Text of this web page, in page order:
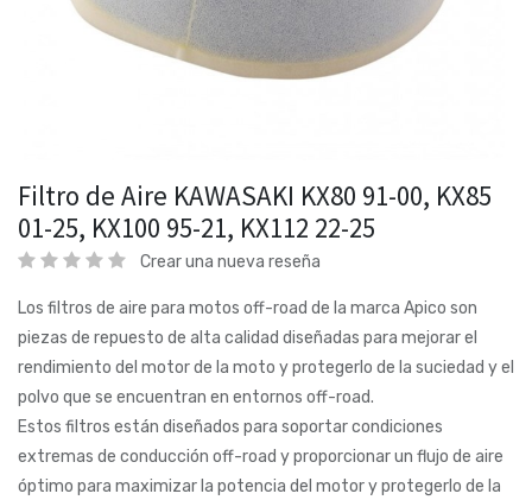
Filtro de Aire KAWASAKI KX80 91-00, KX85
01-25, KX100 95-21, KX112 22-25
Crear una nueva reseña
Los filtros de aire para motos off-road de la marca Apico son
piezas de repuesto de alta calidad diseñadas para mejorar el
rendimiento del motor de la moto y protegerlo de la suciedad y el
polvo que se encuentran en entornos off-road.
Estos filtros están diseñados para soportar condiciones
extremas de conducción off-road y proporcionar un flujo de aire
óptimo para maximizar la potencia del motor y protegerlo de la